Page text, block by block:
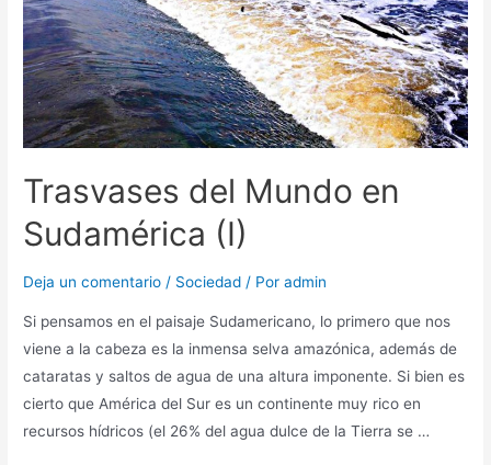
Trasvases del Mundo en
Sudamérica (I)
Deja un comentario / Sociedad / Poradmin
Si pensamos en el paisaje Sudamericano, lo primero que nos
viene a la cabeza es la inmensa selva amazónica, además de
cataratas y saltos de agua de una altura imponente. Si bien es
cierto que América del Sur es un continente muy rico en
recursos hídricos (el 26% del agua dulce de la Tierra se …